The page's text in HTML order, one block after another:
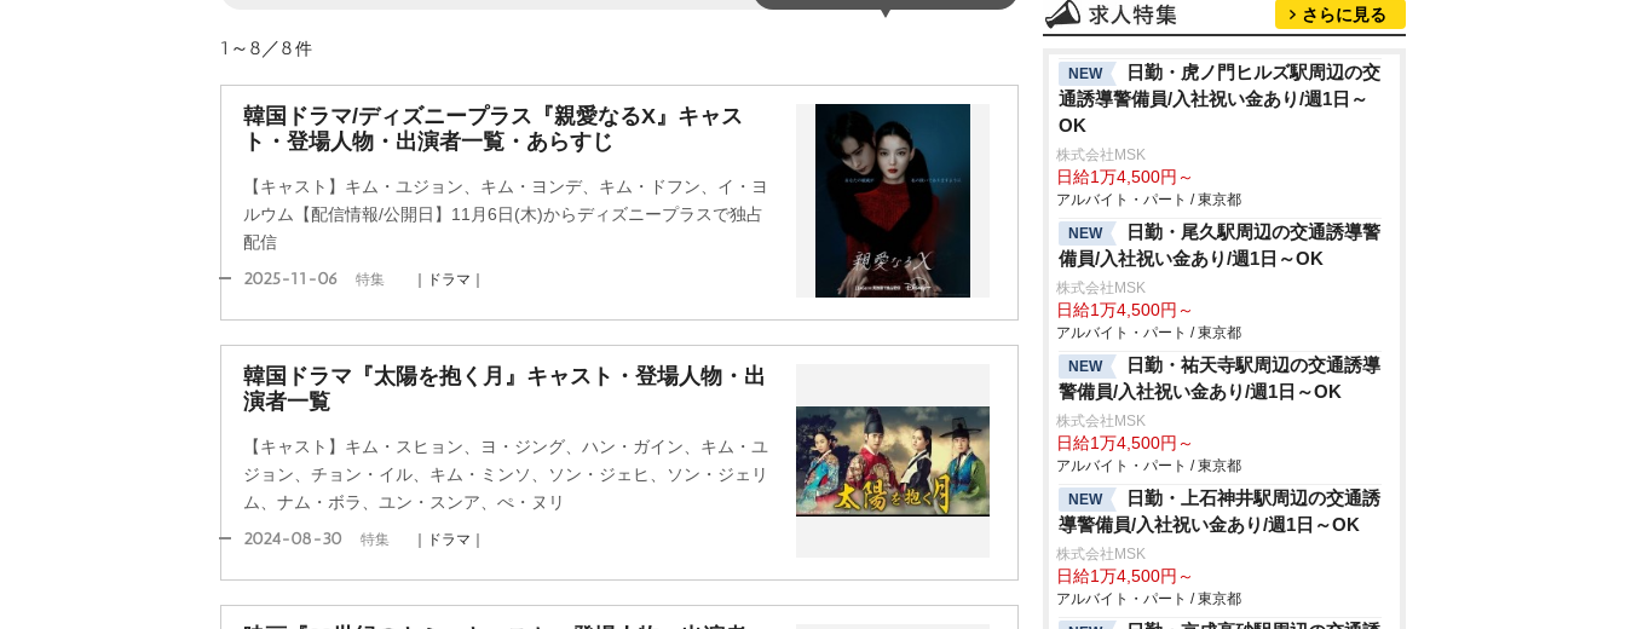
1～8／8件
韓国ドラマ/ディズニープラス『親愛なるX』キャス
ト・登場人物・出演者一覧・あらすじ
【キャスト】キム・ユジョン、キム・ヨンデ、キム・ドフン、イ・ヨ
ルウム【配信情報/公開日】11月6日(木)からディズニープラスで独占
配信
2025-11-06 特集 ｜ドラマ｜
韓国ドラマ『太陽を抱く月』キャスト・登場人物・出
演者一覧
【キャスト】キム・スヒョン、ヨ・ジング、ハン・ガイン、キム・ユ
ジョン、チョン・イル、キム・ミンソ、ソン・ジェヒ、ソン・ジェリ
ム、ナム・ボラ、ユン・スンア、ぺ・ヌリ
2024-08-30 特集 ｜ドラマ｜
さらに見る
NEW
日勤・虎ノ門ヒルズ駅周辺の交
通誘導警備員/入社祝い金あり/週1日～
OK
株式会社MSK
日給1万4,500円～
アルバイト・パート / 東京都
NEW
日勤・尾久駅周辺の交通誘導警
備員/入社祝い金あり/週1日～OK
株式会社MSK
日給1万4,500円～
アルバイト・パート / 東京都
NEW
日勤・祐天寺駅周辺の交通誘導
警備員/入社祝い金あり/週1日～OK
株式会社MSK
日給1万4,500円～
アルバイト・パート / 東京都
NEW
日勤・上石神井駅周辺の交通誘
導警備員/入社祝い金あり/週1日～OK
株式会社MSK
日給1万4,500円～
アルバイト・パート / 東京都